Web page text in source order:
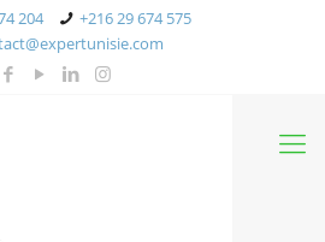
204
+216 29 674 575